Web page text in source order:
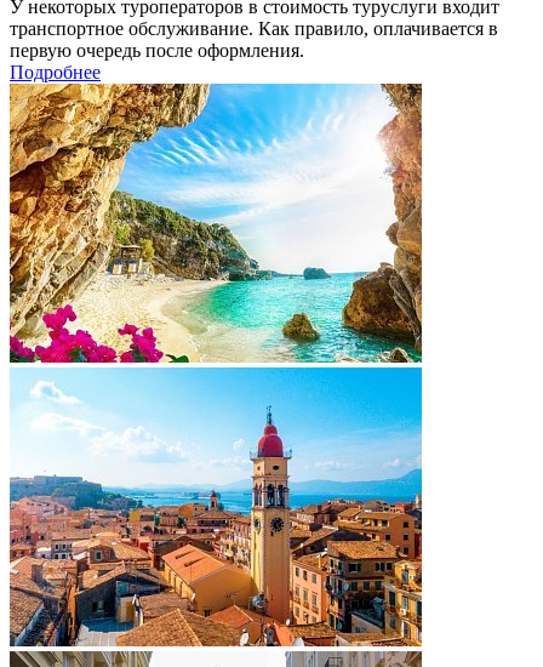
У некоторых туроператоров в стоимость туруслуги входит
транспортное обслуживание. Как правило, оплачивается в
первую очередь после оформления.
Подробнее